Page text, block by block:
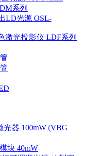
系列
LD光源 OSL-
激光投影仪 LDF系列
光器 100mW (VBG
块 40mW